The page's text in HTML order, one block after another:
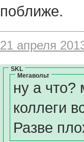
поближе.
21 апреля
SKL
Мегавольт
ну а что?
коллеги
Разве